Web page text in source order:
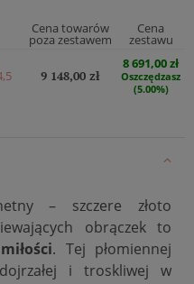
Cena towarów
poza zestawem
Cena
zestawu
9 148,00 zł
8 691,00 zł
Oszczędzasz
(5.00%)
– szczere złoto
obrączek to
. Tej płomiennej
i troskliwej w